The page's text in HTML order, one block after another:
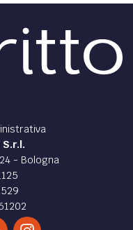
S.r.l.
- Bologna